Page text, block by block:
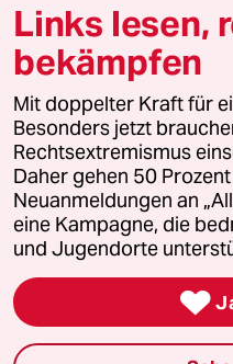
© 2026 taz Verlags und
Alle Rechte vorbehalten. Bei
wenden Sie sich bitte an
Feedback
Leitlinie Informant
Seitenwende
Links lesen,
bekämpfen
Mit doppelter Kraft für
Besonders jetzt
Rechtsextremismus
Daher gehen 50
Neuanmeldungen an
eine Kampagne, die
und Jugendorte
